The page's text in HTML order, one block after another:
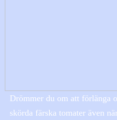
Drömmer du om att förlänga
skörda färska tomater även